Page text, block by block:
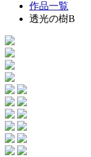
作品一覧
透光の樹B